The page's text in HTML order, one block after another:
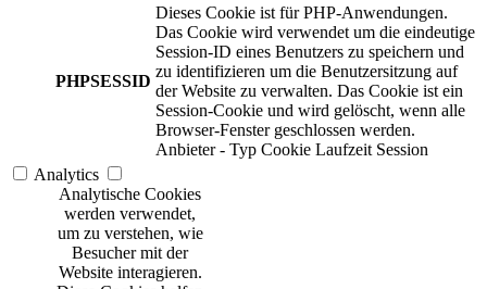
PHPSESSID
Dieses Cookie ist für PHP-Anwendungen.
Das Cookie wird verwendet um die eindeutige
Session-ID eines Benutzers zu speichern und
zu identifizieren um die Benutzersitzung auf
der Website zu verwalten. Das Cookie ist ein
Session-Cookie und wird gelöscht, wenn alle
Browser-Fenster geschlossen werden.
Anbieter - Typ Cookie Laufzeit Session
Analytics
Analytische Cookies
werden verwendet,
um zu verstehen, wie
Besucher mit der
Website interagieren.